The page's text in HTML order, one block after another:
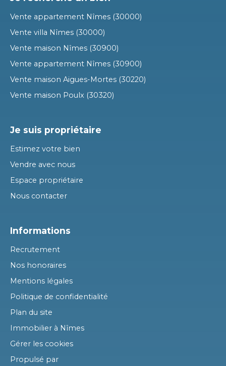
Vente appartement Nîmes (30000)
Vente villa Nîmes (30000)
Vente maison Nîmes (30900)
Vente appartement Nîmes (30900)
Vente maison Aigues-Mortes (30220)
Vente maison Poulx (30320)
Je suis propriétaire
Estimez votre bien
Vendre avec nous
Espace propriétaire
Nous contacter
Informations
Recrutement
Nos honoraires
Mentions légales
Politique de confidentialité
Plan du site
Immobilier à Nîmes
Gérer les cookies
Propulsé par